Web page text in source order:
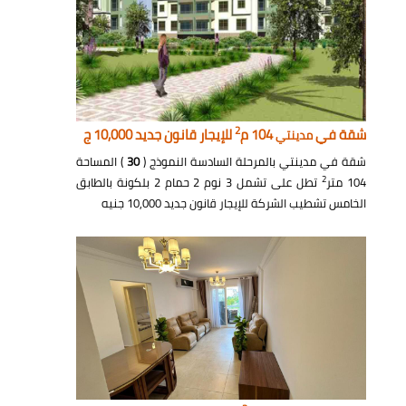
شقة فيمدينتي104 م 2للإيجار قانون جديد 10,000 ج
شقة في مدينتي بالمرحلة السادسة النموذج (30) المساحة
104 متر
2
تطل على تشمل 3 نوم 2 حمام 2 بلكونة بالطابق
الخامس تشطيب الشركة للإيجار قانون جديد 10,000 جنيه